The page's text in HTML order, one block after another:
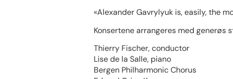
«Alexander Gavrylyuk is, easily, the
Konsertene arrangeres med generøs
Thierry Fischer, conductor
Lise de la Salle, piano
Bergen Philharmonic Chorus